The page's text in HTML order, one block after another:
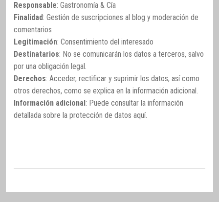
Responsable: Gastronomía & Cía
Finalidad: Gestión de suscripciones al blog y moderación de
comentarios
Legitimación: Consentimiento del interesado
Destinatarios: No se comunicarán los datos a terceros, salvo
por una obligación legal.
Derechos: Acceder, rectificar y suprimir los datos, así como
otros derechos, como se explica en la información adicional.
Información adicional: Puede consultar la información
detallada sobre la protección de datos aquí.